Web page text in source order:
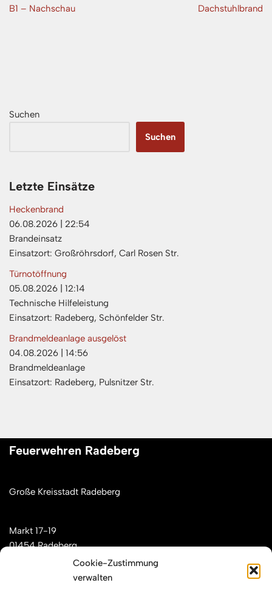
Cookie-Zustimmung
verwalten
B1 – Nachschau Dachstuhlbrand
Suchen
Suchen
Letzte Einsätze
Heckenbrand
06.08.2026
22:54
Brandeinsatz
Einsatzort: Großröhrsdorf, Carl Rosen Str.
Türnotöffnung
05.08.2026
12:14
Technische Hilfeleistung
Einsatzort: Radeberg, Schönfelder Str.
Brandmeldeanlage ausgelöst
04.08.2026
14:56
Brandmeldeanlage
Einsatzort: Radeberg, Pulsnitzer Str.
Feuerwehren Radeberg
Große Kreisstadt Radeberg
Markt 17-19
01454 Radeberg
Mail: kontakt[at]feuerwehren-radeberg.de